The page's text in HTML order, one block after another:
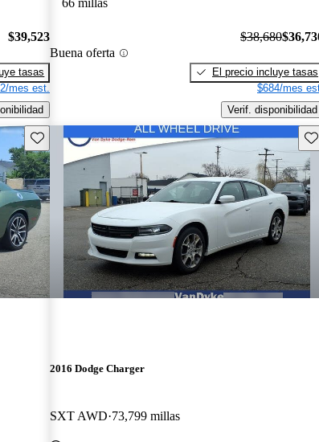
$39,523
tasas
mes est.
66 millas
Buena oferta
$38,680
El precio incluye tasas
$684/mes
Verif. disponibilidad
Guarda este Aviso
2016 Dodge Charger
SXT AWD 73,799 millas